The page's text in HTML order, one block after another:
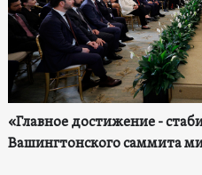
«Главное достижение -
Вашингтонского саммита